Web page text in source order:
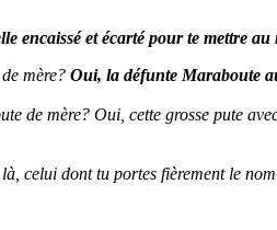
encaissé et écarté pour te mettre
mère? Oui, la défunte Maraboute
de mère? Oui, cette grosse pute
celui dont tu portes fièrement le